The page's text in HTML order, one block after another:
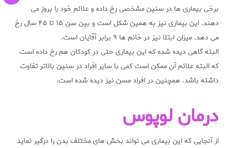
برخی بیماری ها در سنین مشخصی رخ داده و علائم خود را بروز می
دهند. این بیماری نیز به همین شکل است و بین سن ۱۵ تا ۴۵ سال رخ
می دهد. میزان ابتلا نیز در خانم ها ۹ برابر آقایان است.
البته گاهی دیده شده که این بیماری حتی در کودکان هم رخ داده است
که البته علائم آن ممکن است کمی با سایر افراد در سنین بالاتر تفاوت
داشته باشد. همچنین در افراد مسن نیز دیده شده است.
درمان لوپوس
از آنجایی که این بیماری می تواند بخش های مختلف بدن را درگیر نماید